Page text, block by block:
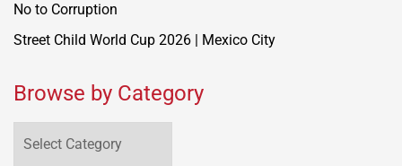
No to Corruption
Street Child World Cup 2026 | Mexico City
Browse by Category
by